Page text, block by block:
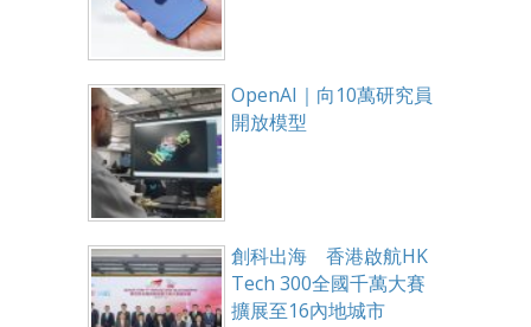
OpenAI｜向10萬研究員
開放模型
創科出海 香港啟航HK
Tech 300全國千萬大賽
擴展至16內地城市